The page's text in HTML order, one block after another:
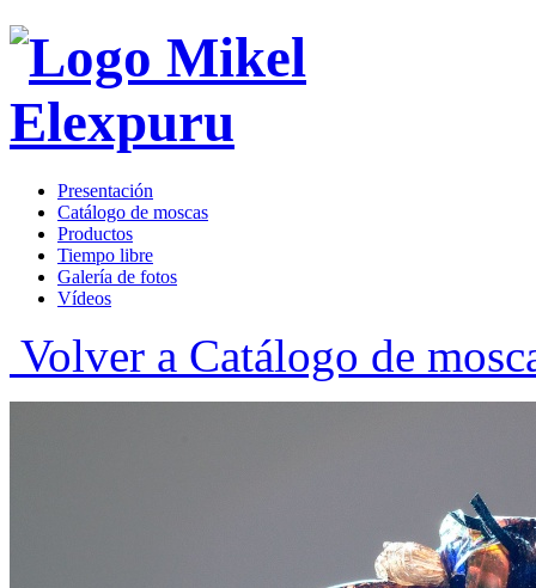
Presentación
Catálogo de moscas
Productos
Tiempo libre
Galería de fotos
Vídeos
Volver a Catálogo de